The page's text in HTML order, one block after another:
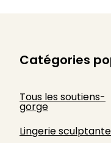
Catégories
Tous les soutiens-
gorge
Lingerie sculptante